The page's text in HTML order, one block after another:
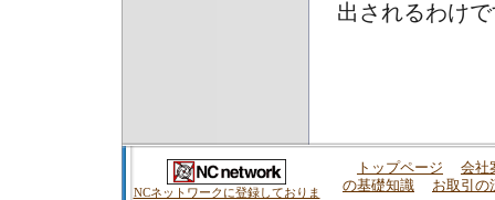
出されるわけ
NCネットワークに登録しておりま
トップページ
会社
の基礎知識
お取引の